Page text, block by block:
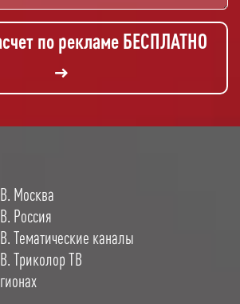
Москва
Россия
Тематические каналы
Триколор ТВ